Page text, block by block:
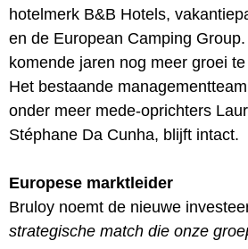
hotelmerk B&B Hotels,
en de European Camping
komende jaren nog meer groei
Het bestaande
onder meer mede-oprichters
Stéphane Da Cunha, blijft intact.
Europese marktleider
Bruloy noemt de nieuwe
strategische match die onze